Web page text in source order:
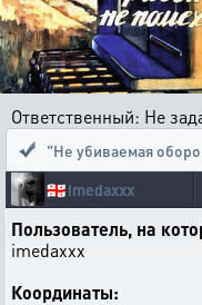
Ответственный: Не
"Не убиваемая
🇬🇪imedaxxx
Пользователь, на
imedaxxx
Координаты: